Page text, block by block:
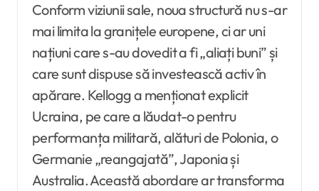
Conform viziunii sale, noua structură nu s-ar
mai limita la granițele europene, ci ar uni
națiuni care s-au dovedit a fi „aliați buni” și
care sunt dispuse să investească activ în
apărare. Kellogg a menționat explicit
Ucraina, pe care a lăudat-o pentru
performanța militară, alături de Polonia, o
Germanie „reangajată”, Japonia și
Australia. Această abordare ar transforma